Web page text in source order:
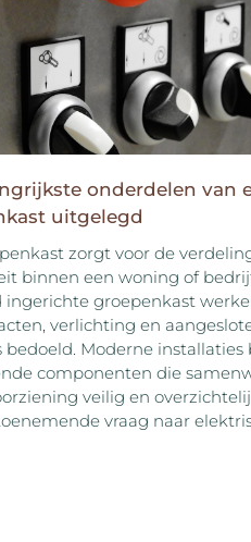
onderdelen van
uitgelegd
zorgt voor de
binnen een woning of
ingerichte groepenkast
verlichting en
bedoeld. Moderne installaties
componenten die
veilig en
vraag naar